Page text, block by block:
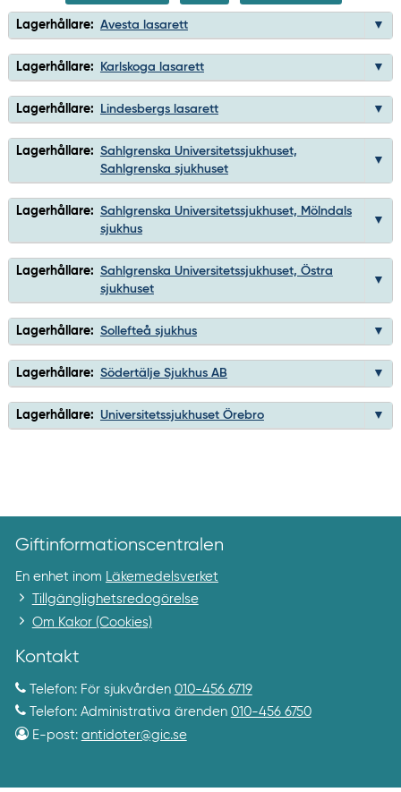
Lagerhållare: Avesta lasarett
Lagerhållare: Karlskoga lasarett
Lagerhållare: Lindesbergs lasarett
Lagerhållare: Sahlgrenska Universitetssjukhuset,
Sahlgrenska sjukhuset
Lagerhållare: Sahlgrenska Universitetssjukhuset, Mölndals
sjukhus
Lagerhållare: Sahlgrenska Universitetssjukhuset, Östra
sjukhuset
Lagerhållare: Sollefteå sjukhus
Lagerhållare: Södertälje Sjukhus AB
Lagerhållare: Universitetssjukhuset Örebro
Giftinformationscentralen
En enhet inom
Läkemedelsverket
Tillgänglighetsredogörelse
Om Kakor (Cookies)
Kontakt
Telefon: För sjukvården 010-456 6719
Telefon: Administrativa ärenden 010-456 6750
E-post: antidoter@gic.se